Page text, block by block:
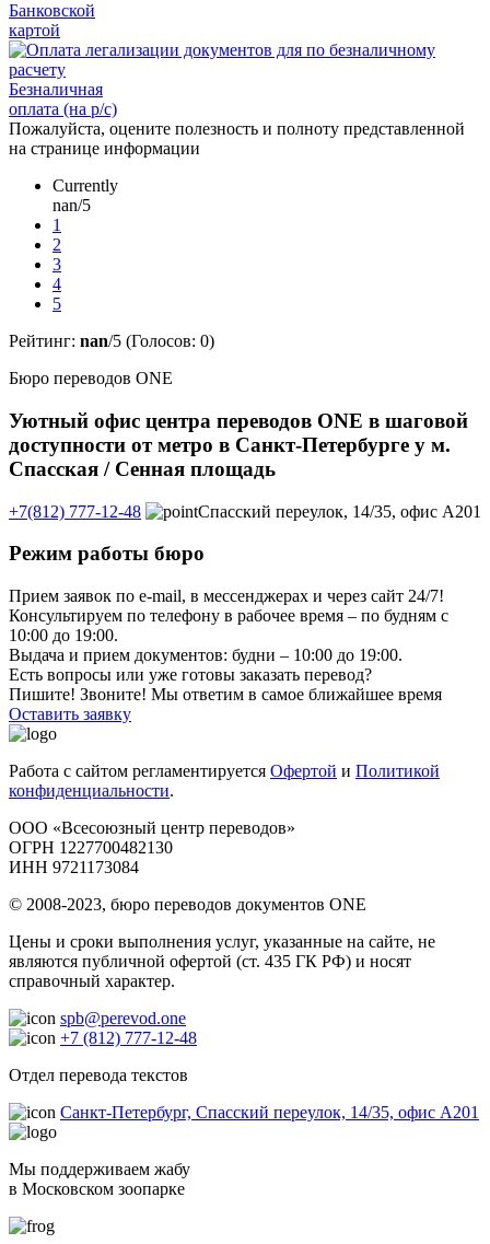
Банковской
картой
Безналичная
оплата (на р/с)
Пожалуйста, оцените полезность и полноту представленной
на странице информации
Currently
nan/5
1
2
3
4
5
Рейтинг: nan/5 (Голосов: 0)
Бюро переводов ONE
Уютный офис центра переводов ONE в шаговой
доступности от метро в Санкт-Петербурге у м.
Спасская / Сенная площадь
+7(812) 777-12-48 Спасский переулок, 14/35, офис А201
Режим работы бюро
Прием заявок по e-mail, в мессенджерах и через сайт 24/7!
Консультируем по телефону в рабочее время – по будням с
10:00 до 19:00.
Выдача и прием документов: будни – 10:00 до 19:00.
Есть вопросы или уже готовы заказать перевод?
Пишите! Звоните! Мы ответим в самое ближайшее время
Оставить заявку
Работа с сайтом регламентируется Офертой и Политикой
конфиденциальности.
ООО «Всесоюзный центр переводов»
ОГРН 1227700482130
ИНН 9721173084
© 2008-2023, бюро переводов документов ONE
Цены и сроки выполнения услуг, указанные на сайте, не
являются публичной офертой (ст. 435 ГК РФ) и носят
справочный характер.
spb@perevod.one
+7 (812) 777-12-48
Отдел перевода текстов
Санкт-Петербург, Спасский переулок, 14/35, офис А201
Мы поддерживаем жабу
в Московском зоопарке